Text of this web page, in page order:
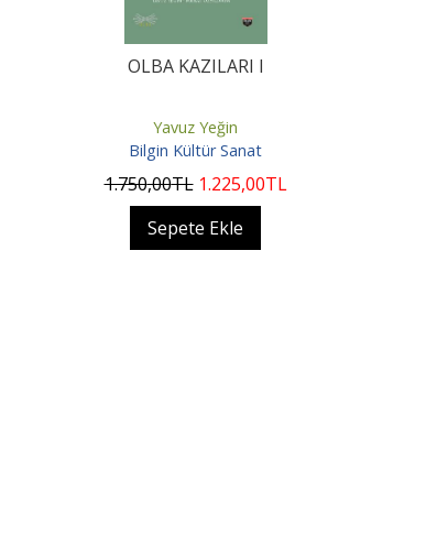
OLBA KAZILARI I
Yavuz Yeğin
Bilgin Kültür Sanat
1.750,00TL 1.225,00TL
Sepete Ekle